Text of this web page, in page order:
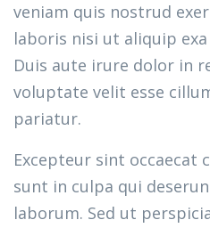
veniam quis nostrud
laboris nisi ut aliquip
Duis aute irure dolor in
voluptate velit esse
pariatur.
Excepteur sint
sunt in culpa qui
laborum. Sed ut